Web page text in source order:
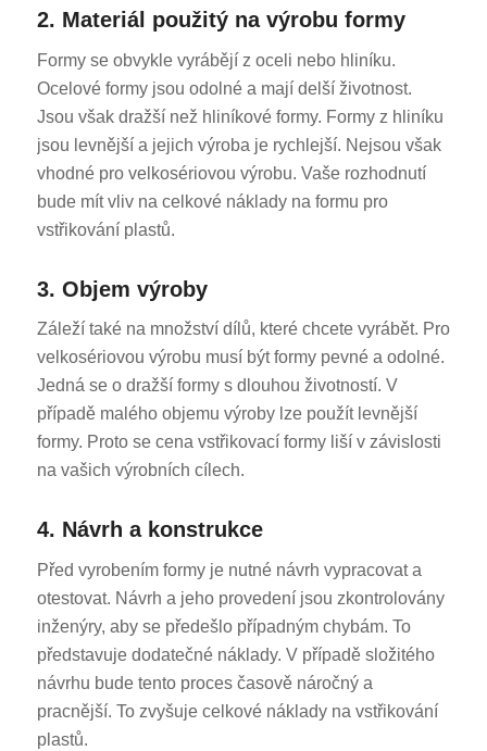
2. Materiál použitý na výrobu formy
Formy se obvykle vyrábějí z oceli nebo hliníku.
Ocelové formy jsou odolné a mají delší životnost.
Jsou však dražší než hliníkové formy. Formy z hliníku
jsou levnější a jejich výroba je rychlejší. Nejsou však
vhodné pro velkosériovou výrobu. Vaše rozhodnutí
bude mít vliv na celkové náklady na formu pro
vstřikování plastů.
3. Objem výroby
Záleží také na množství dílů, které chcete vyrábět. Pro
velkosériovou výrobu musí být formy pevné a odolné.
Jedná se o dražší formy s dlouhou životností. V
případě malého objemu výroby lze použít levnější
formy. Proto se cena vstřikovací formy liší v závislosti
na vašich výrobních cílech.
4. Návrh a konstrukce
Před vyrobením formy je nutné návrh vypracovat a
otestovat. Návrh a jeho provedení jsou zkontrolovány
inženýry, aby se předešlo případným chybám. To
představuje dodatečné náklady. V případě složitého
návrhu bude tento proces časově náročný a
pracnější. To zvyšuje celkové náklady na vstřikování
plastů.